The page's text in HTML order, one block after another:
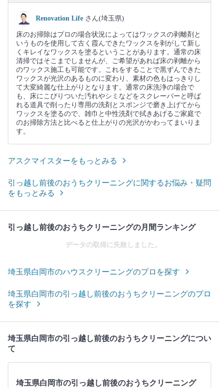
Renovation Life さん(埼玉県)
床のお掃除はプロの場合状況によってはワックスの剥離剤と
いうものを使用して古く霞んできたワックスを剥がして新し
くキレイなワックスを塗るということがあります。通常の床
清掃ではそこまでしませんが、ご希望があれば床の剥離から
のワックス施工も可能です。これをすることで黒ずんできた
ワックスが光沢のあるものに変わり、素材の色もはっきりし
て大変綺麗な仕上がりとなります。通常の床洗浄の場合で
も、床にこびりついた汚れやシミなどをスクレーパーと呼ば
れる道具で削ったり専用の洗剤とスポンジで磨き上げてから
ワックスを塗るので、雑巾と中性洗剤で拭きあげるご家庭で
のお掃除方法と比べると仕上がりの光沢がかわってまいりま
す。
アスクマイスターをもっとみる
引っ越し前後のおうちクリーニングに関するお悩み・疑問
をもっとみる
引っ越し前後のおうちクリーニングの月間ランキング
データの取得に失敗しました。
埼玉県白岡市のハウスクリーニングのプロを探す
埼玉県白岡市の引っ越し前後のおうちクリーニングのプロ
を探す
埼玉県白岡市の引っ越し前後のおうちクリーニングについ
て
埼玉県白岡市の引っ越し前後のおうちクリーニング